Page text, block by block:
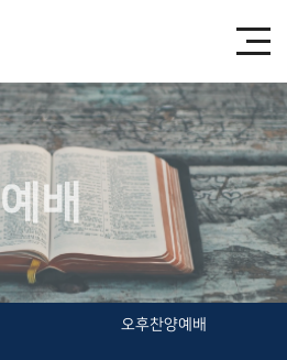
예배
오후찬양예배